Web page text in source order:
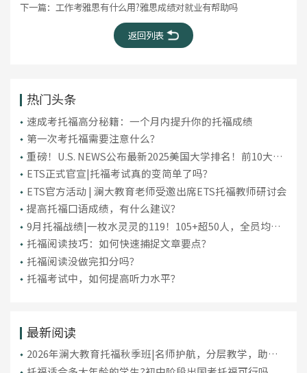
下一篇： 工作考雅思有什么用?雅思成绩对就业有帮助吗
返回列表
热门头条
​速成考托福高分秘籍：一个月内提升你的托福成绩
第一次考托福需要注意什么？
重磅！U.S. NEWS公布最新2025美国大学排名！前10大洗
牌，纽大重回TOP30！
ETS正式官宣|托福考试真的变简单了吗？
ETS官方活动 | 澜大教育老师受邀出席ETS托福教师研讨会
提高托福口语成绩，有什么建议？
9月托福战绩|一枚水灵灵的119！105+超50人，全员均分
破百！
托福阅读技巧：如何快速捕捉文章要点？
托福阅读没做完扣分吗？
托福考试中，如何提高听力水平？
最新阅读
2026年澜大教育托福秋季班|名师护航，分层教学，助力
高效提分!